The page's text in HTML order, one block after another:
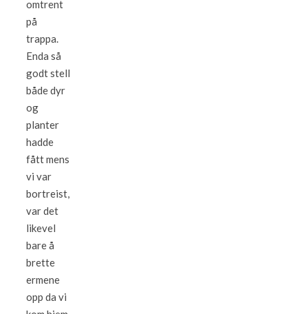
omtrent
på
trappa.
Enda så
godt stell
både dyr
og
planter
hadde
fått mens
vi var
bortreist,
var det
likevel
bare å
brette
ermene
opp da vi